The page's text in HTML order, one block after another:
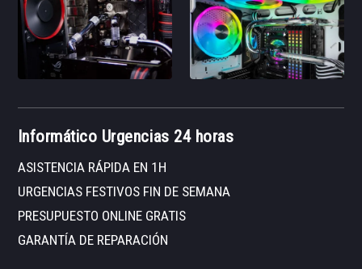
Informático Urgencias 24 horas
ASISTENCIA RÁPIDA EN 1H
URGENCIAS FESTIVOS FIN DE SEMANA
PRESUPUESTO ONLINE GRATIS
GARANTÍA DE REPARACIÓN